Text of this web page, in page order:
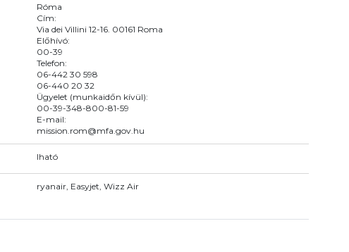
Róma
Cím:
Via dei Villini 12-16. 00161 Roma
Előhívó:
00-39
Telefon:
06-442 30 598
06-440 20 32
Ügyelet (munkaidőn kívül):
00-39-348-800-81-59
E-mail:
mission.rom@mfa.gov.hu
Iható
ryanair, Easyjet, Wizz Air